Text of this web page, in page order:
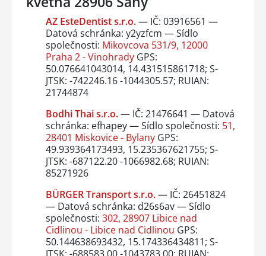
AZ EsteDentist s.r.o.— IČ: 03916561 —
Datová schránka: y2yzfcm — Sídlo
společnosti: Mikovcova 531/9, 12000
Praha 2 - VinohradyGPS:
50.076641043014, 14.431515861718; S-
JTSK: -742246.16 -1044305.57; RUIAN:
21744874
Bodhi Thai s.r.o.— IČ: 21476641 — Datová
schránka: efhapey — Sídlo společnosti: 51,
28401 Miskovice - BylanyGPS:
49.939364173493, 15.235367621755; S-
JTSK: -687122.20 -1066982.68; RUIAN:
85271926
BÜRGER Transport s.r.o.— IČ: 26451824
— Datová schránka: d26s6av — Sídlo
společnosti: 302, 28907 Libice nad
Cidlinou - Libice nad Cidlinou GPS:
50.144638693432, 15.174336434811; S-
JTSK: -688583.00 -1043783.00; RUIAN: